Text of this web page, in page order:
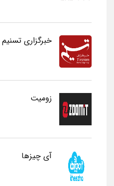
خبرگزاری تسنیم
زومیت
آی چیزها